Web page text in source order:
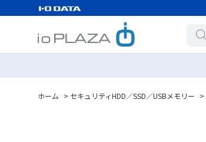
ホーム > セキュリティHDD／SSD／USBメモリー >